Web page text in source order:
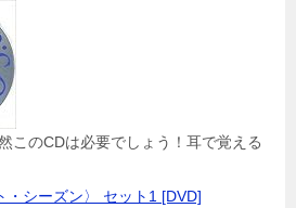
このCDは必要でしょう！耳で覚える
・シーズン〉 セット1 [DVD]